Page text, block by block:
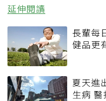
延伸閱讀
長輩每
健品更
夏天進
生病